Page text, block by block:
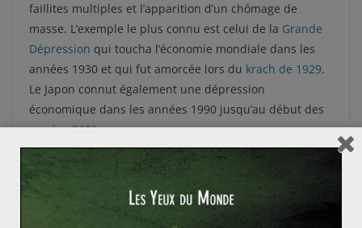
faillites multiples et l’apparition d’un chômage de
masse. L’exemple le plus connu est celui de la Grande
Dépression qui toucha l’économie mondiale dans les
années 1930 et qui fut amorcée lors du krach de 1929.
Le Japon connut également une dépression
économique dans les années 1990 jusqu’au début des
années 2000.
La crise de 2008 est aujourd’hui appelée « Great
Recession » dans le monde anglophone, mais ce terme
est davantage une référence à la « Great Depression »